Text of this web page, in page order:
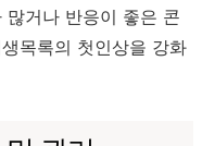
거나 반응이 좋은 콘
목록의 첫인상을 강화